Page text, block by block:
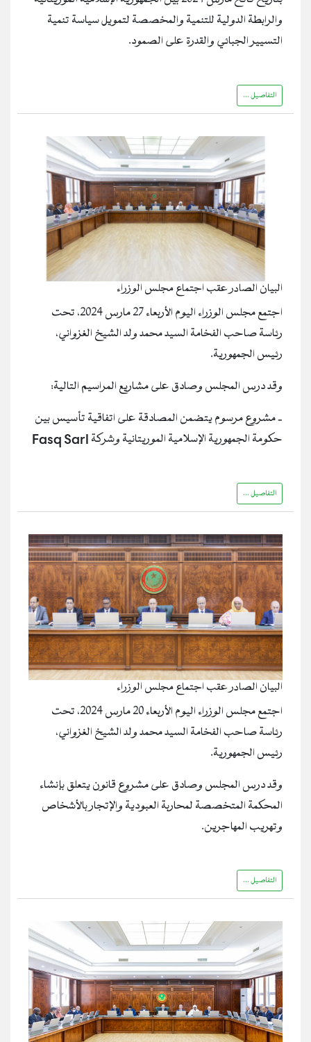
والرابطة الدولية للتنمية والمخصصة لتمويل سياسة تنمية
التسيير الجبائي والقدرة على الصمود.
التفاصيل ...
البيان الصادر عقب اجتماع مجلس الوزراء
اجتمع مجلس الوزراء اليوم الأربعاء 27 مارس 2024، تحت
رئاسة صاحب الفخامة السيد محمد ولد الشيخ الغزواني،
رئيس الجمهورية.
وقد درس المجلس وصادق على مشاريع المراسيم التالية:
‐ مشروع مرسوم يتضمن المصادقة على اتفاقية تأسيس بين
حكومة الجمهورية الإسلامية الموريتانية وشركة Fasq Sarl
التفاصيل ...
البيان الصادر عقب اجتماع مجلس الوزراء
اجتمع مجلس الوزراء اليوم الأربعاء 20 مارس 2024، تحت
رئاسة صاحب الفخامة السيد محمد ولد الشيخ الغزواني،
رئيس الجمهورية.
وقد درس المجلس وصادق على مشروع قانون يتعلق بإنشاء
المحكمة المتخصصة لمحاربة العبودية والإتجار بالأشخاص
وتهريب المهاجرين.
التفاصيل ...